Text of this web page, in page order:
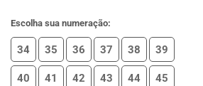
Escolha sua numeração:
34 35 36 37 38 39
40 41 42 43 44 45